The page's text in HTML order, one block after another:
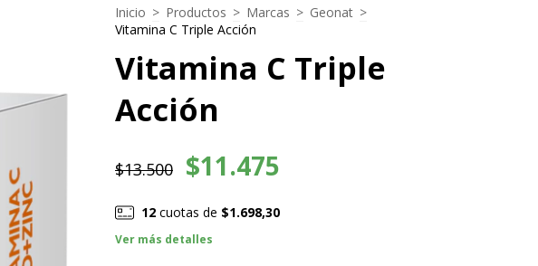
Inicio > Productos > Marcas > Geonat >
Vitamina C Triple Acción
Vitamina C Triple
Acción
$13.500 $11.475
12cuotas de $1.698,30
Ver más detalles